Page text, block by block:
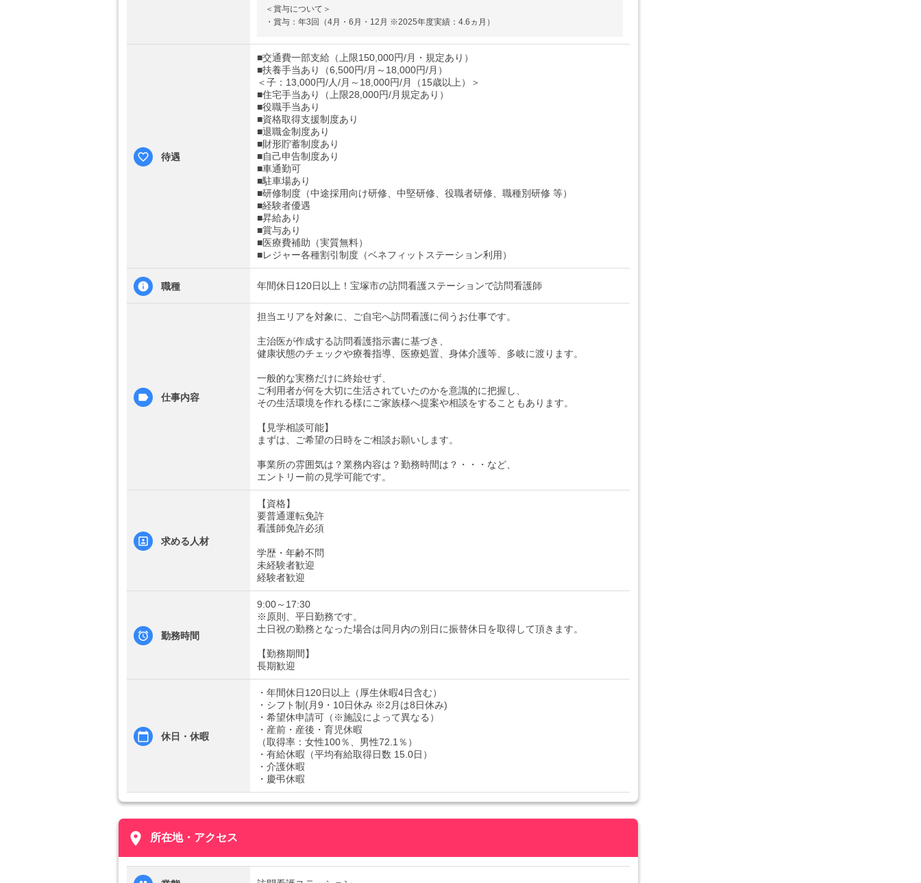
＜賞与について＞
・賞与：年3回（4月・6月・12月 ※2025年度実績：4.6ヵ月）
待遇
■交通費一部支給（上限150,000円/月・規定あり）
■扶養手当あり（6,500円/月～18,000円/月）
＜子：13,000円/人/月～18,000円/月（15歳以上）＞
■住宅手当あり（上限28,000円/月規定あり）
■役職手当あり
■資格取得支援制度あり
■退職金制度あり
■財形貯蓄制度あり
■自己申告制度あり
■車通勤可
■駐車場あり
■研修制度（中途採用向け研修、中堅研修、役職者研修、職種別研修 等）
■経験者優遇
■昇給あり
■賞与あり
■医療費補助（実質無料）
■レジャー各種割引制度（ベネフィットステーション利用）
職種 年間休日120日以上！宝塚市の訪問看護ステーションで訪問看護師
仕事内容
担当エリアを対象に、ご自宅へ訪問看護に伺うお仕事です。
主治医が作成する訪問看護指示書に基づき、
健康状態のチェックや療養指導、医療処置、身体介護等、多岐に渡ります。
一般的な実務だけに終始せず、
ご利用者が何を大切に生活されていたのかを意識的に把握し、
その生活環境を作れる様にご家族様へ提案や相談をすることもあります。
【見学相談可能】
まずは、ご希望の日時をご相談お願いします。
事業所の雰囲気は？業務内容は？勤務時間は？・・・など、
エントリー前の見学可能です。
求める人材
【資格】
要普通運転免許
看護師免許必須
学歴・年齢不問
未経験者歓迎
経験者歓迎
勤務時間
9:00～17:30
※原則、平日勤務です。
土日祝の勤務となった場合は同月内の別日に振替休日を取得して頂きます。
【勤務期間】
長期歓迎
休日・休暇
・年間休日120日以上（厚生休暇4日含む）
・シフト制(月9・10日休み ※2月は8日休み)
・希望休申請可（※施設によって異なる）
・産前・産後・育児休暇
（取得率：女性100％、男性72.1％）
・有給休暇（平均有給取得日数 15.0日）
・介護休暇
・慶弔休暇
place 所在地・アクセス